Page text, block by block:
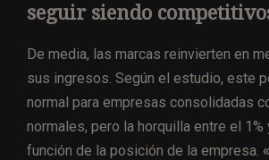
seguir siendo
De media, las marcas reinvierten en
sus ingresos. Según el estudio, este
normal para empresas consolidadas
normales, pero la horquilla entre el 1%
función de la posición de la empresa.